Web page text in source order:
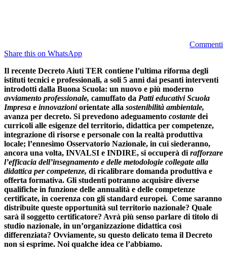
Commenti
Share this on WhatsApp
Il recente Decreto Aiuti TER contiene l’ultima riforma degli
istituti tecnici e professionali, a soli 5 anni dai pesanti interventi
introdotti dalla Buona Scuola: un nuovo e più moderno
avviamento professionale, camuffato da Patti educativi Scuola
Impresa e innovazioniorientate alla sostenibilità ambientale,
avanza per decreto. Si prevedono adeguamento costante dei
curricoli alle esigenze del territorio, didattica per competenze,
integrazione di risorse e personale con la realtà produttiva
locale; l’ennesimo Osservatorio Nazionale, in cui siederanno,
ancora una volta, INVALSI e INDIRE, si occuperà di rafforzare
l’efficacia dell’insegnamento e delle metodologie collegate alla
didattica per competenze, di ricalibrare domanda produttiva e
offerta formativa. Gli studenti potranno acquisire diverse
qualifiche in funzione delle annualità e delle competenze
certificate, in coerenza con gli standard europei. Come saranno
distribuite queste opportunità sul territorio nazionale? Quale
sarà il soggetto certificatore? Avrà più senso parlare di titolo di
studio nazionale, in un’organizzazione didattica così
differenziata? Ovviamente, su questo delicato tema il Decreto
non si esprime. Noi qualche idea ce l’abbiamo.